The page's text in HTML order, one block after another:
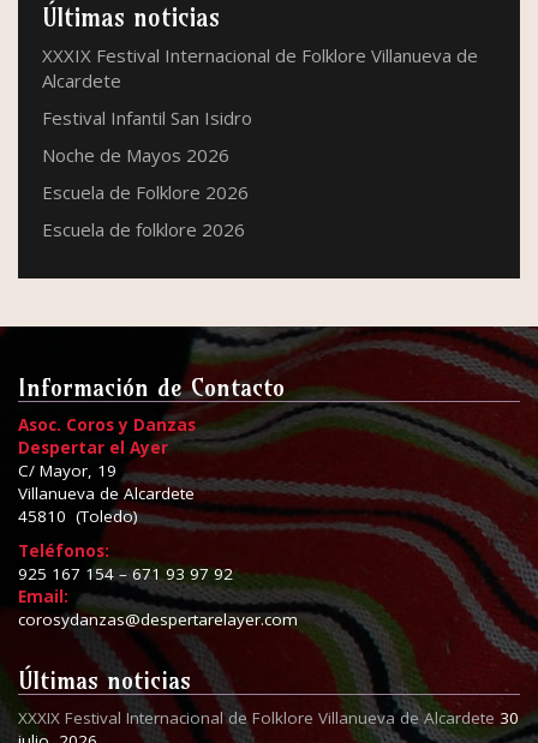
Últimas noticias
XXXIX Festival Internacional de Folklore Villanueva de
Alcardete
Festival Infantil San Isidro
Noche de Mayos 2026
Escuela de Folklore 2026
Escuela de folklore 2026
Información de Contacto
Asoc. Coros y Danzas
Despertar el Ayer
C/ Mayor, 19
Villanueva de Alcardete
45810 (Toledo)
Teléfonos:
925 167 154 – 671 93 97 92
Email:
corosydanzas@despertarelayer.com
Últimas noticias
XXXIX Festival Internacional de Folklore Villanueva de Alcardete 30